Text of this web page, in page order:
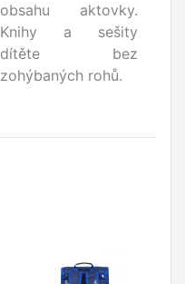
obsahu aktovky.
Knihy a sešity
dítěte bez
zohýbaných rohů.